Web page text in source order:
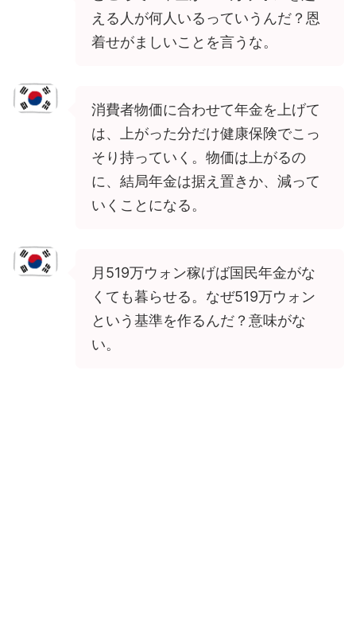
える人が何人いるっていうんだ？恩
着せがましいことを言うな。
消費者物価に合わせて年金を上げて
は、上がった分だけ健康保険でこっ
そり持っていく。物価は上がるの
に、結局年金は据え置きか、減って
いくことになる。
月519万ウォン稼げば国民年金がな
くても暮らせる。なぜ519万ウォン
という基準を作るんだ？意味がな
い。